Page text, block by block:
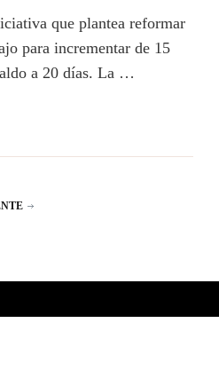
que plantea reformar
para incrementar de 15
a 20 días. La …